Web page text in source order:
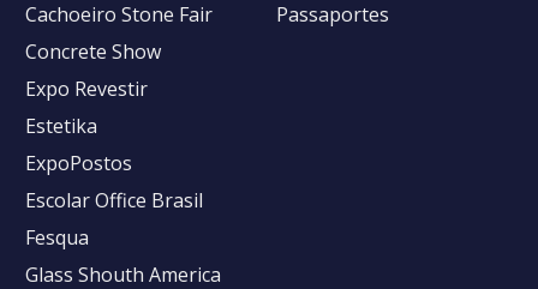
Cachoeiro Stone Fair
Concrete Show
Expo Revestir
Estetika
ExpoPostos
Escolar Office Brasil
Fesqua
Glass Shouth America
Passaportes